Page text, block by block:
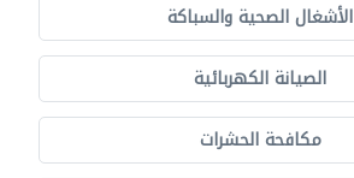
الأشغال الصحية والسباكة
الصيانة الكهربائية
مكافحة الحشرات